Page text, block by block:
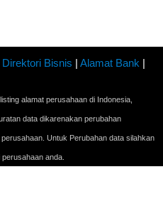
Direktori Bisnis | Alamat Bank |
alamat perusahaan di Indonesia,
data dikarenakan perubahan
Untuk Perubahan data silahkan
anda.